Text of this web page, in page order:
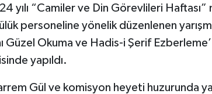
yılı “Camiler ve Din Görevlileri
personeline yönelik düzenlenen
Güzel Okuma ve Hadis-i Şerif
yapıldı.
Gül ve komisyon heyeti huzurunda